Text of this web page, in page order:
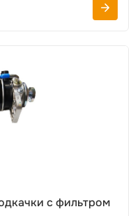
Насос топливный ручной подкачки с фильтром